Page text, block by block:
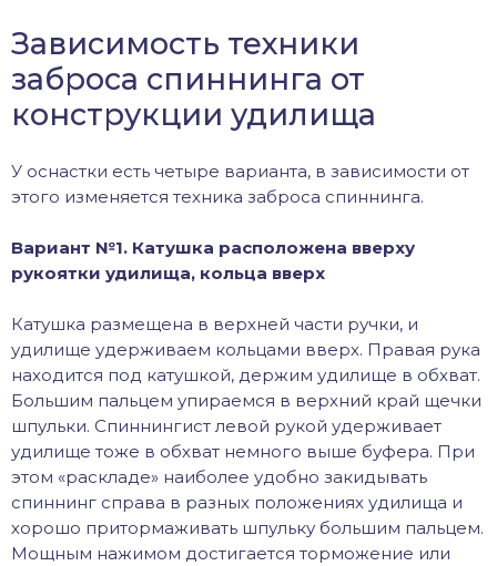
Зависимость техники
заброса спиннинга от
конструкции удилища
У оснастки есть четыре варианта, в зависимости от
этого изменяется техника заброса спиннинга.
Вариант №1. Катушка расположена вверху
рукоятки удилища, кольца вверх
Катушка размещена в верхней части ручки, и
удилище удерживаем кольцами вверх. Правая рука
находится под катушкой, держим удилище в обхват.
Большим пальцем упираемся в верхний край щечки
шпульки. Спиннингист левой рукой удерживает
удилище тоже в обхват немного выше буфера. При
этом «раскладе» наиболее удобно закидывать
спиннинг справа в разных положениях удилища и
хорошо притормаживать шпульку большим пальцем.
Мощным нажимом достигается торможение или